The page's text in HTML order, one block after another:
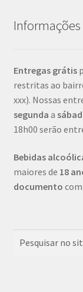
Entregas grátis
restritas ao
xxx). Nossas
segunda a
18h00 serão
Bebidas
maiores de 18
documento